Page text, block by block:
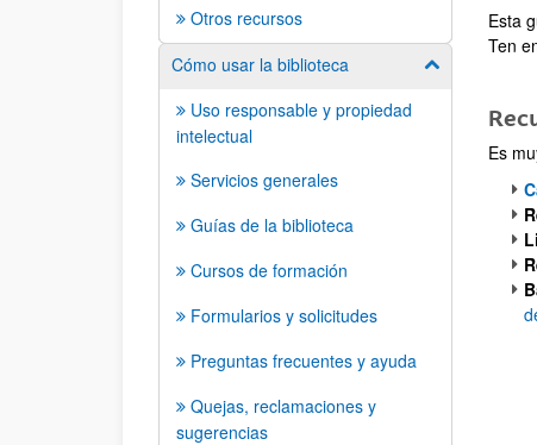
Otros recursos
Cómo usar la biblioteca
Mostrar/
Uso responsable y propiedad
intelectual
Servicios generales
Guías de la biblioteca
Cursos de formación
Formularios y solicitudes
Preguntas frecuentes y ayuda
Quejas, reclamaciones y
sugerencias
Esta
Ten
Es